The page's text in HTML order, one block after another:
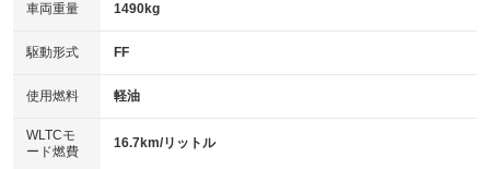
アイドリングストップ
：装備あり
USB入力端子
：装備あり
100V電源
：装備なし
センターデフロック
：装備なし
キーレス
HID(キセノンライト)
：装備なし
バックカメラ
：装備あり
エアロ
：装備なし
車両重量 1490kg
駆動形式 FF
使用燃料 軽油
WLTCモ
ード燃費
16.7km/リットル